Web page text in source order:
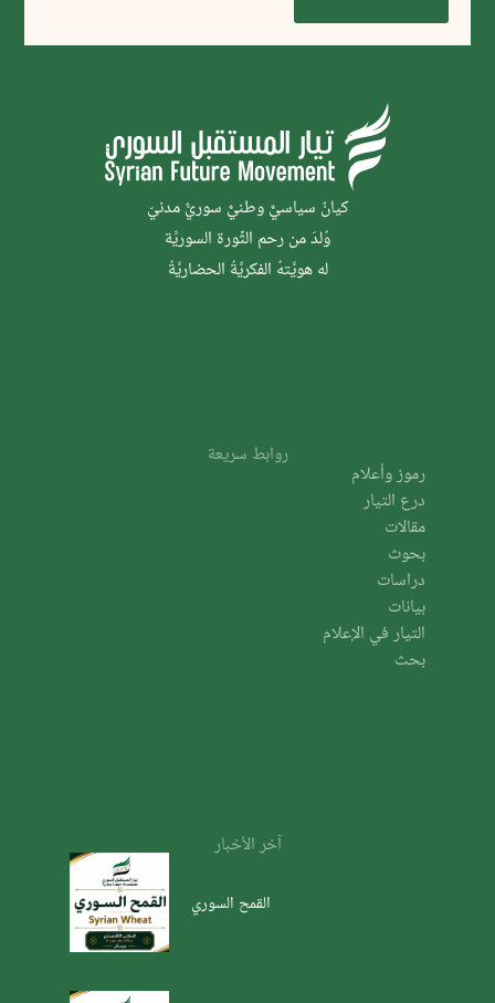
كيانٌ سياسيٌّ وطنيٌّ سوريٌّ مدنيّ
وُلدَ من رحم الثَّورة السوريَّة
له هويَّتهُ الفكريَّةُ الحضاريَّةُ
روابط سريعة
رموز وأعلام
درع التيار
مقالات
بحوث
دراسات
بيانات
التيار في الإعلام
بحث
آخر الأخبار
القمح السوري